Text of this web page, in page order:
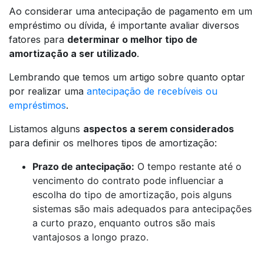
Ao considerar uma antecipação de pagamento em um
empréstimo ou dívida, é importante avaliar diversos
fatores para determinar o melhor tipo de
amortização a ser utilizado.
Lembrando que temos um artigo sobre quanto optar
por realizar uma antecipação de recebíveis ou
empréstimos.
Listamos alguns aspectos a serem considerados
para definir os melhores tipos de amortização:
Prazo de antecipação: O tempo restante até o
vencimento do contrato pode influenciar a
escolha do tipo de amortização, pois alguns
sistemas são mais adequados para antecipações
a curto prazo, enquanto outros são mais
vantajosos a longo prazo.